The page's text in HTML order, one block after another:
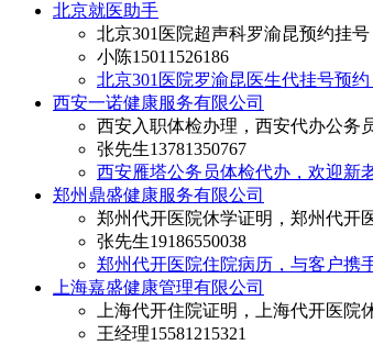
北京就医助手
北京301医院超声科罗渝昆预约挂
小陈15011526186
北京301医院罗渝昆医生代挂号预
西安一诺健康服务有限公司
西安入职体检办理，西安代办公务
张先生13781350767
西安雁塔公务员体检代办，欢迎新
郑州鼎盛健康服务有限公司
郑州代开医院休学证明，郑州代开
张先生19186550038
郑州代开医院住院病历，与客户携
上海嘉盛健康管理有限公司
上海代开住院证明，上海代开医院
王经理15581215321